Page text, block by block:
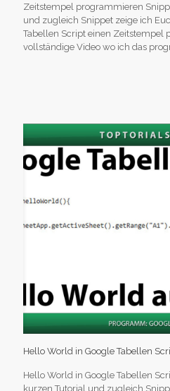
Zeitstempel programmieren
und zugleich Snippet zeige ich
Tabellen Script einen Zeitstempel
vollständige Video wo ich das
Hello World in Google Tabellen
Hello World in Google Tabellen
kurzen Tutorial und zugleich